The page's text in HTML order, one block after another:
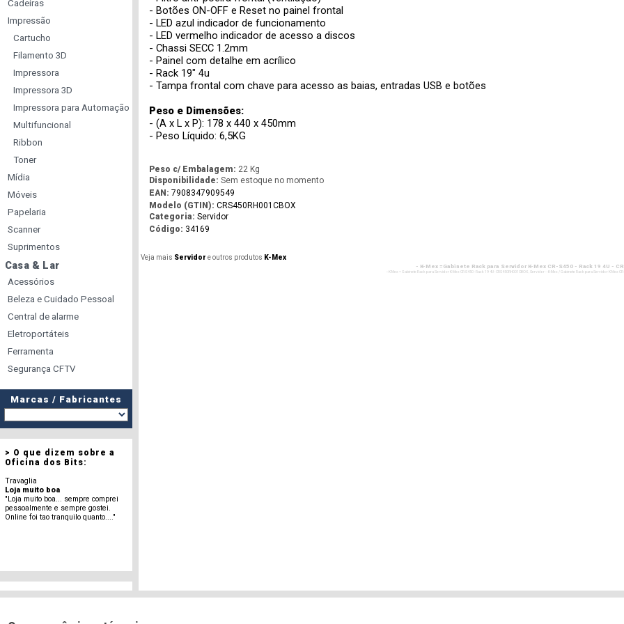
Cadeiras
Impressão
Cartucho
Filamento 3D
Impressora
Impressora 3D
Impressora para Automação
Multifuncional
Ribbon
Toner
Mídia
Móveis
Papelaria
Scanner
Suprimentos
Casa & Lar
Acessórios
Beleza e Cuidado Pessoal
Central de alarme
Eletroportáteis
Ferramenta
Segurança CFTV
Marcas / Fabricantes
> O que dizem sobre a
Oficina dos Bits:
Travaglia
Loja muito boa
"Loja muito boa... sempre comprei
pessoalmente e sempre gostei.
Online foi tao tranquilo quanto...."
- Botões ON-OFF e Reset no painel frontal
- LED azul indicador de funcionamento
- LED vermelho indicador de acesso a discos
- Chassi SECC 1.2mm
- Painel com detalhe em acrílico
- Rack 19" 4u
- Tampa frontal com chave para acesso as baias, entradas USB e botões
Peso e Dimensões:
- (A x L x P): 178 x 440 x 450mm
- Peso Líquido: 6,5KG
Peso c/ Embalagem: 22 Kg
Disponibilidade: Sem estoque no momento
EAN: 7908347909549
Modelo (GTIN): CRS450RH001CBOX
Categoria: Servidor
Código: 34169
Veja mais Servidor e outros produtos K-Mex
- K-Mex =Gabinete Rack para Servidor K-Mex CR-S450 - Rack 19 4U -
- - K-Mex = Gabinete Rack para Servidor K-Mex CR-S450 - Rack 19 4U - CRS450RH001CBOX , Servidor - - K-Mex / Gabinete Rack para Servidor K-Mex